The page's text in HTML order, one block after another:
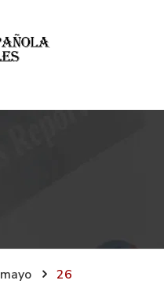
mayo 26